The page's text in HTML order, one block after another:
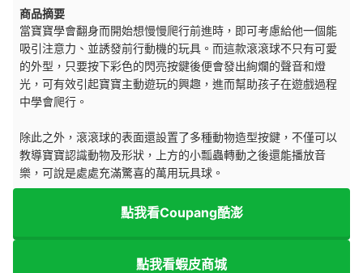
商品摘要
當寶寶學會翻身而開始想慢慢爬行前進時，即可考慮給他一個能
吸引注意力、並誘發前行動機的玩具。而這款滾滾球不只有可愛
的外型，只要按下彩色的閃亮按鍵後便會發出絢爛的聲音和燈
光，可有效引起寶寶主動遊玩的興趣，進而幫助孩子在遊戲過程
中學會爬行。
除此之外，滾滾球的表面還設置了多種動物造型按鍵，不僅可以
教導寶寶認識動物及形狀，上方的小瓢蟲轉動之後還能播放音
樂，可說是處處充滿驚喜的萬用玩具球。
點我看Coupang酷澎
點我看蝦皮商城